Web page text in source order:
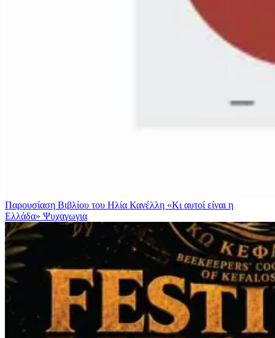
Παρουσίαση Βιβλίου του Ηλία Κανέλλη «Κι αυτοί είναι η
Ελλάδα» Ψυχαγωγια